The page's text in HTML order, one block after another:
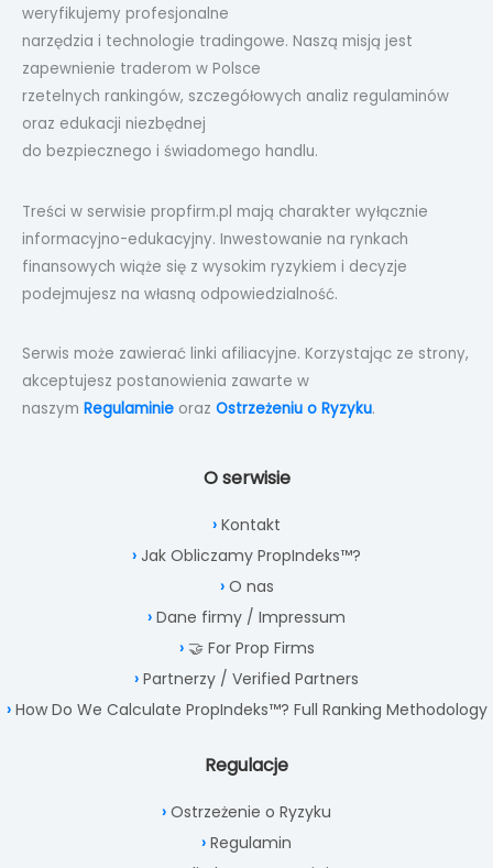
weryfikujemy profesjonalne
narzędzia i technologie tradingowe. Naszą misją jest
zapewnienie traderom w Polsce
rzetelnych rankingów, szczegółowych analiz regulaminów
oraz edukacji niezbędnej
do bezpiecznego i świadomego handlu.
Treści w serwisie propfirm.pl mają charakter wyłącznie
informacyjno-edukacyjny. Inwestowanie na rynkach
finansowych wiąże się z wysokim ryzykiem i decyzje
podejmujesz na własną odpowiedzialność.
Serwis może zawierać linki afiliacyjne. Korzystając ze strony,
akceptujesz postanowienia zawarte w
naszym Regulaminie oraz Ostrzeżeniu o Ryzyku.
O serwisie
Kontakt
Jak Obliczamy PropIndeks™?
O nas
Dane firmy / Impressum
🤝 For Prop Firms
Partnerzy / Verified Partners
How Do We Calculate PropIndeks™? Full Ranking Methodology
Regulacje
Ostrzeżenie o Ryzyku
Regulamin